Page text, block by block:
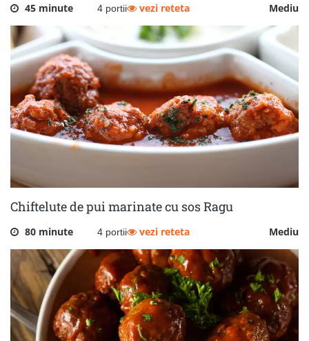
45 minute 4 portii Mediu
vezi reteta
Chiftelute de pui marinate cu sos Ragu
80 minute 4 portii Mediu
vezi reteta